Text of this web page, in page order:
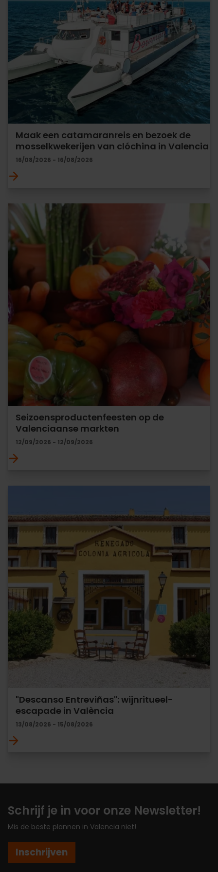
Maak een catamaranreis en bezoek de
mosselkwekerijen van clóchina in Valencia
16/08/2026 - 16/08/2026
Seizoensproductenfeesten op de
Valenciaanse markten
12/09/2026 - 12/09/2026
"Descanso Entreviñas": wijnritueel-
escapade in València
13/08/2026 - 15/08/2026
Schrijf je in voor onze Newsletter!
Mis de beste plannen in Valencia niet!
Inschrijven